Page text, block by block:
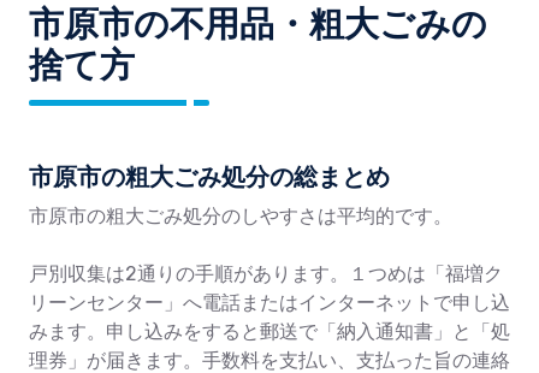
市原市の不用品・粗大ごみの
捨て方
市原市の粗大ごみ処分の総まとめ
市原市の粗大ごみ処分のしやすさは平均的です。
戸別収集は2通りの手順があります。１つめは「福増ク
リーンセンター」へ電話またはインターネットで申し込
みます。申し込みをすると郵送で「納入通知書」と「処
理券」が届きます。手数料を支払い、支払った旨の連絡